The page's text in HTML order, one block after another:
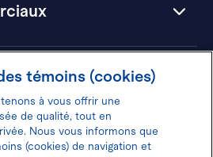
témoins (cookies)
à vous offrir une
de qualité, tout en
Nous vous informons que
(cookies) de navigation et